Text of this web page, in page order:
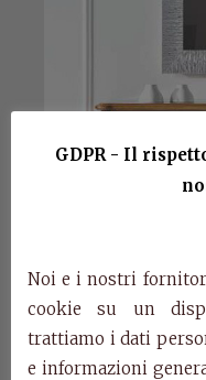
GDPR - Il
Noi e i nostri
cookie su un
trattiamo i dati
e informazioni